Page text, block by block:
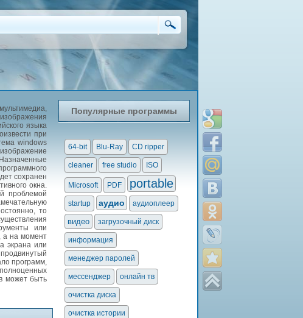
языка
при
windows
сохранен
окна.
проблемой
то
или
а на момент
экрана или
программ,
может быть
Популярные программы
64-bit Blu-Ray CD ripper
cleaner free studio ISO
Microsoft PDF portable
startup аудио аудиоплеер
видео загрузочный диск
информация
менеджер паролей
мессенджер онлайн тв
очистка диска
очистка истории